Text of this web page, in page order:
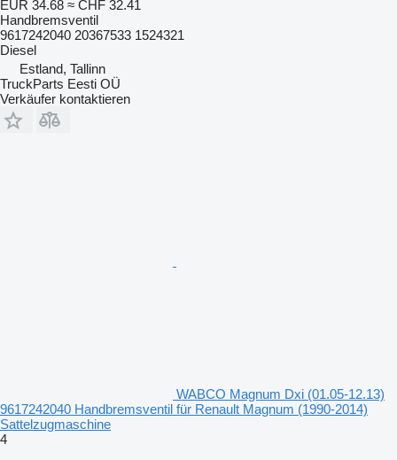
EUR 34.68 ≈ CHF 32.41
Handbremsventil
9617242040 20367533 1524321
Diesel
Estland, Tallinn
TruckParts Eesti OÜ
Verkäufer kontaktieren
WABCO Magnum Dxi (01.05-12.13)
9617242040 Handbremsventil für Renault Magnum (1990-2014)
Sattelzugmaschine
4